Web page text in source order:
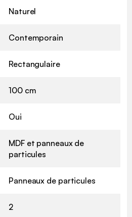
Naturel
Contemporain
Rectangulaire
100 cm
Oui
MDF et panneaux de
particules
Panneaux de particules
2